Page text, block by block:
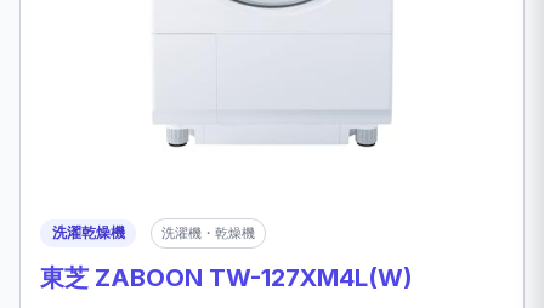
洗濯乾燥機 洗濯機・乾燥機
東芝 ZABOON TW-127XM4L(W)